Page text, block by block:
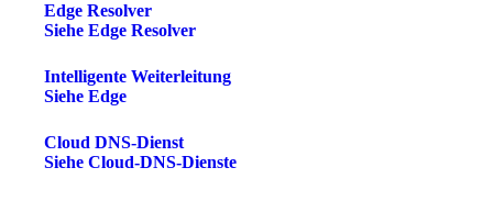
Edge Resolver
Siehe Edge Resolver
Intelligente Weiterleitung
Siehe Edge
Cloud DNS-Dienst
Siehe Cloud-DNS-Dienste